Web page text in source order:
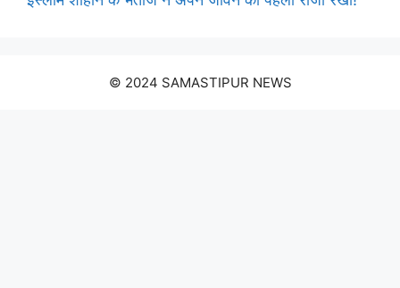
© 2024 SAMASTIPUR NEWS